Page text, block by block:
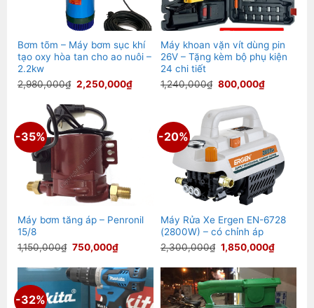
Bơm tõm – Máy bơm sục khí
tạo oxy hòa tan cho ao nuôi –
2.2kw
2,980,000₫ Giá
gốc
2,980,000₫.
2,250,000₫Giá
2,250,000₫.
Máy khoan vặn vít dùng pin
26V – Tặng kèm bộ phụ kiện
24 chi tiết
1,240,000₫ Giá
1,240,000₫.
800,000₫Giá
-35%
Máy bơm tăng áp – Penronil
15/8
1,150,000₫ Giá
là:
1,150,000₫.
750,000₫Giá
tại
là:
750,000₫.
-20%
Máy Rửa Xe Ergen EN-6728
(2800W) – có chỉnh áp
2,300,000₫ Giá
gốc
là:
2,300,000₫.
1,850,000₫Giá
tại
-32%